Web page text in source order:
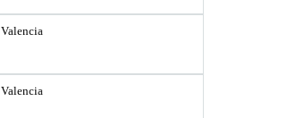
Valencia
Valencia